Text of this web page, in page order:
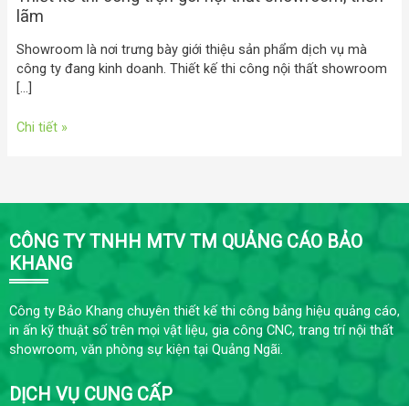
lãm
Showroom là nơi trưng bày giới thiệu sản phẩm dịch vụ mà
công ty đang kinh doanh. Thiết kế thi công nội thất showroom
[…]
Chi tiết »
CÔNG TY TNHH MTV TM QUẢNG CÁO BẢO
KHANG
Công ty Bảo Khang chuyên thiết kế thi công bảng hiệu quảng cáo,
in ấn kỹ thuật số trên mọi vật liệu, gia công CNC, trang trí nội thất
showroom, văn phòng sự kiện tại Quảng Ngãi.
DỊCH VỤ CUNG CẤP